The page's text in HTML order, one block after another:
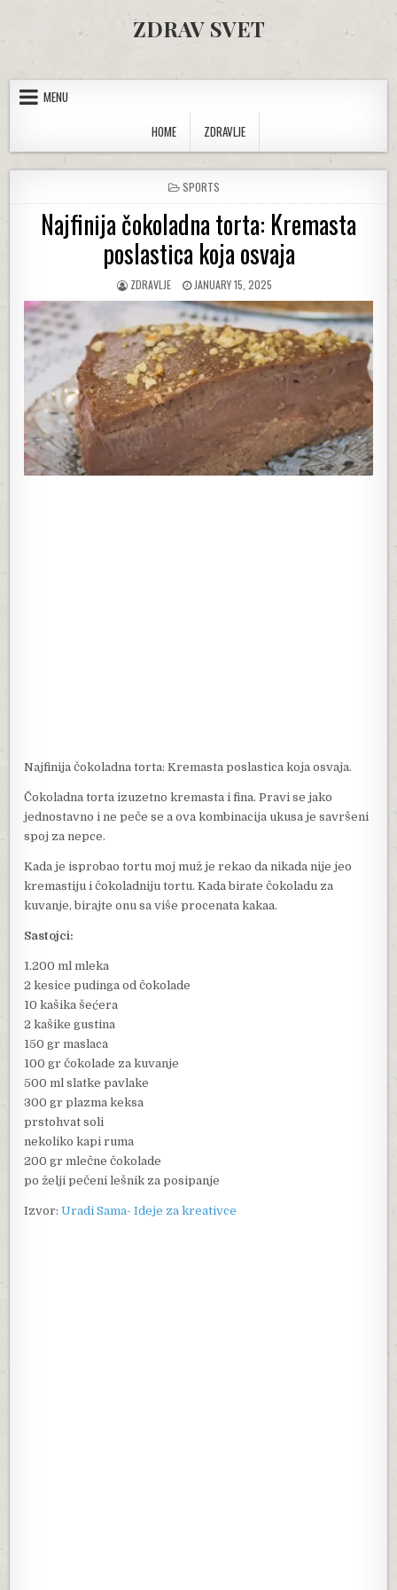
ZDRAV SVET
MENU
HOME
ZDRAVLJE
POSTED IN
SPORTS
Najfinija čokoladna torta: Kremasta
poslastica koja osvaja
AUTHOR:
ZDRAVLJE PUBLISHED DATE:
JANUARY 15, 2025
Najfinija čokoladna torta: Kremasta poslastica koja osvaja.
Čokoladna torta izuzetno kremasta i fina. Pravi se jako
jednostavno i ne peče se a ova kombinacija ukusa je savršeni
spoj za nepce.
Kada je isprobao tortu moj muž je rekao da nikada nije jeo
kremastiju i čokoladniju tortu. Kada birate čokoladu za
kuvanje, birajte onu sa više procenata kakaa.
Sastojci:
1.200 ml mleka
2 kesice pudinga od čokolade
10 kašika šećera
2 kašike gustina
150 gr maslaca
100 gr čokolade za kuvanje
500 ml slatke pavlake
300 gr plazma keksa
prstohvat soli
nekoliko kapi ruma
200 gr mlečne čokolade
po želji pečeni lešnik za posipanje
Izvor:Uradi Sama- Ideje za kreativce